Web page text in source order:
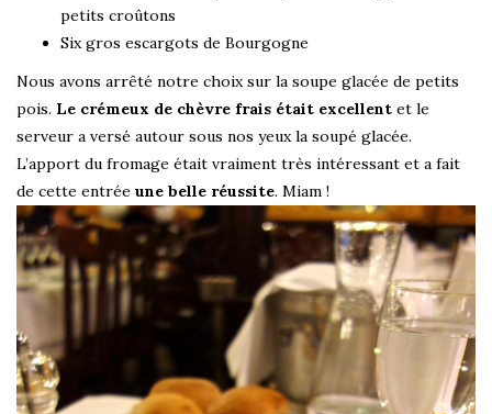
petits croûtons
Six gros escargots de Bourgogne
Nous avons arrêté notre choix sur la soupe glacée de petits
pois. Le crémeux de chèvre frais était excellent et le
serveur a versé autour sous nos yeux la soupé glacée.
L’apport du fromage était vraiment très intéressant et a fait
de cette entrée une belle réussite. Miam !